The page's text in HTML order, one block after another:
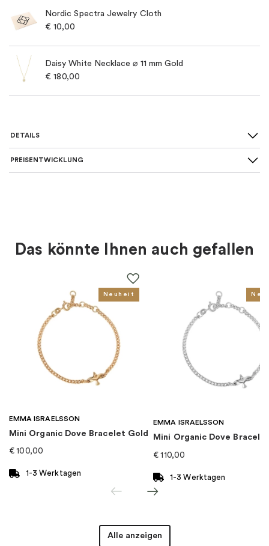
Nordic Spectra Jewelry Cloth
€ 10,00
Daisy White Necklace ⌀ 11 mm Gold
€ 180,00
DETAILS
SKU
Gold, Weiß
Thema Blumen, Natur
EAN: 5713275262039
Kategorie: Ohrringe
Marke Georg Jensen
PREISENTWICKLUNG
Das könnte Ihnen auch gefallen
Neuheit
EMMA ISRAELSSON
Mini Organic Dove Bracelet Gold
€ 100,00
1-3 Werktagen
EMMA ISRAELSSON
Mini Organic Dove
€ 110,00
1-3 Werktagen
Alle anzeigen